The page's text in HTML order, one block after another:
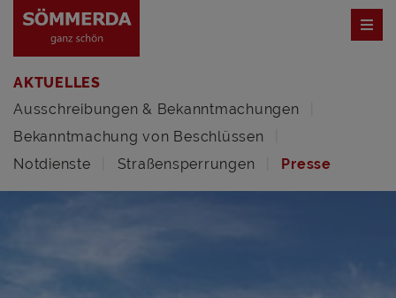
AKTUELLES
Ausschreibungen & Bekanntmachungen
Bekanntmachung von Beschlüssen
Notdienste
Straßensperrungen Presse